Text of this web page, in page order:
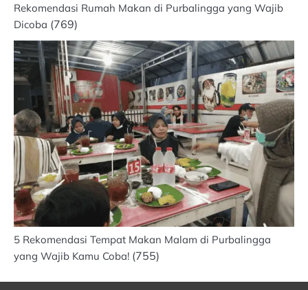
Rekomendasi Rumah Makan di Purbalingga yang Wajib
Dicoba (769)
5 Rekomendasi Tempat Makan Malam di Purbalingga
yang Wajib Kamu Coba! (755)